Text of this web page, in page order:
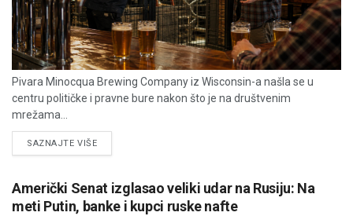
Pivara Minocqua Brewing Company iz Wisconsin-a našla se u
centru političke i pravne bure nakon što je na društvenim
mrežama...
SAZNAJTE VIŠEDETAILS
Američki Senat izglasao veliki udar na Rusiju: Na
meti Putin, banke i kupci ruske nafte